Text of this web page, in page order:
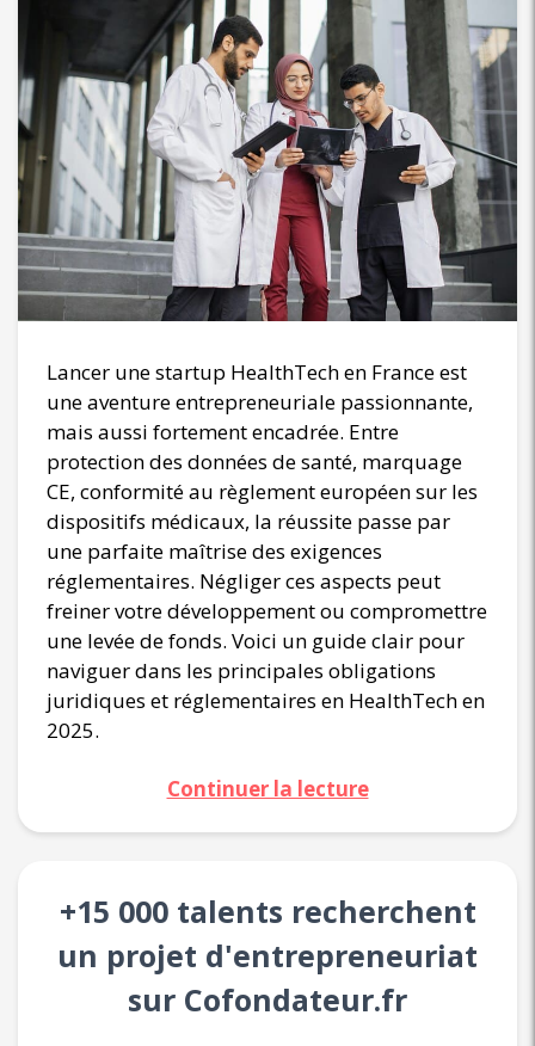
Lancer une startup HealthTech en France est
une aventure entrepreneuriale passionnante,
mais aussi fortement encadrée. Entre
protection des données de santé, marquage
CE, conformité au règlement européen sur les
dispositifs médicaux, la réussite passe par
une parfaite maîtrise des exigences
réglementaires. Négliger ces aspects peut
freiner votre développement ou compromettre
une levée de fonds. Voici un guide clair pour
naviguer dans les principales obligations
juridiques et réglementaires en HealthTech en
2025.
Continuer la lecture
+15 000 talents recherchent
un projet d'entrepreneuriat
sur Cofondateur.fr